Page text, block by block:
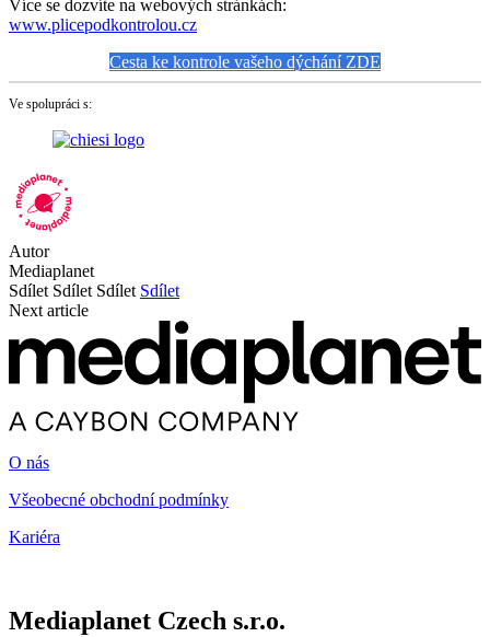
Více se dozvíte na webových stránkách:
www.plicepodkontrolou.cz
Cesta ke kontrole vašeho dýchání ZDE
Ve spolupráci s:
Autor
Mediaplanet
Sdílet Sdílet Sdílet Sdílet
Next article
O nás
Všeobecné obchodní podmínky
Kariéra
Mediaplanet Czech s.r.o.